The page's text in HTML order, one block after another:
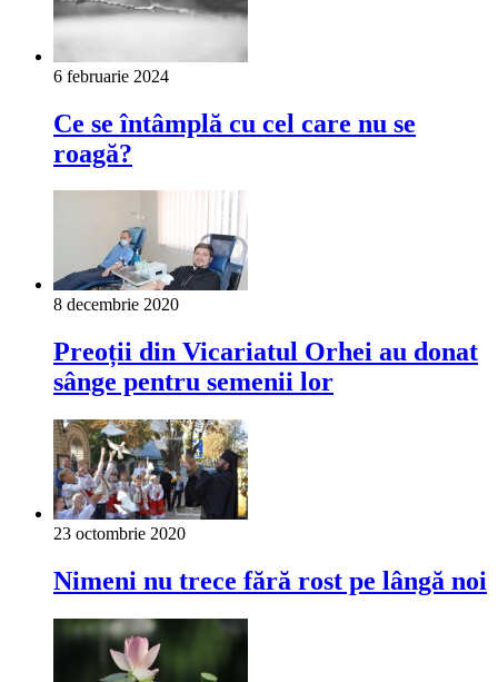
6 februarie 2024
Ce se întâmplă cu cel care nu se
roagă?
8 decembrie 2020
Preoții din Vicariatul Orhei au donat
sânge pentru semenii lor
23 octombrie 2020
Nimeni nu trece fără rost pe lângă noi